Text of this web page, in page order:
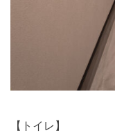
【トイレ】